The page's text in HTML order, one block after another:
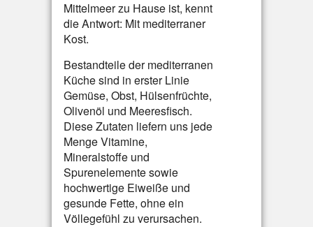
Mittelmeer zu Hause ist, kennt
die Antwort: Mit mediterraner
Kost.
Bestandteile der mediterranen
Küche sind in erster Linie
Gemüse, Obst, Hülsenfrüchte,
Olivenöl und Meeresfisch.
Diese Zutaten liefern uns jede
Menge Vitamine,
Mineralstoffe und
Spurenelemente sowie
hochwertige Eiweiße und
gesunde Fette, ohne ein
Völlegefühl zu verursachen.